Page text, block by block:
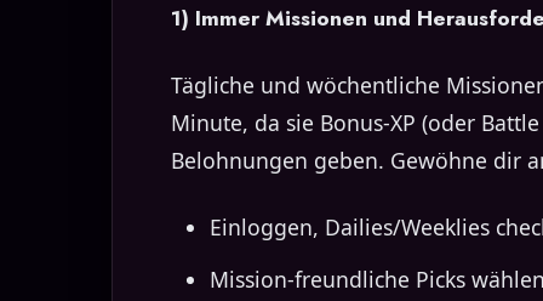
1) Immer Missionen und
Tägliche und wöchentliche
Minute, da sie Bonus-XP (oder
Belohnungen geben. Gewöhne dir
Einloggen, Dailies/Weeklies
Mission-freundliche Picks